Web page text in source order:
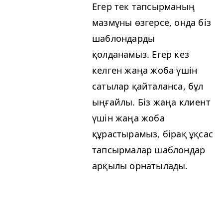
Егер тек тапсырманың
мазмұны өзгерсе, онда біз
шаблондарды
қолданамыз. Егер кез
келген жаңа жоба үшін
сатылар қайталанса, бұл
ыңғайлы. Біз жаңа клиент
үшін жаңа жоба
құрастырамыз, бірақ ұқсас
тапсырмалар шаблондар
арқылы орнатылады.